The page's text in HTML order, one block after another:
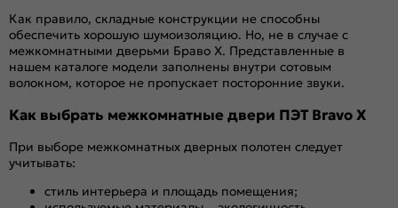
Как правило, складные конструкции не способны
обеспечить хорошую шумоизоляцию. Но, не в случае с
межкомнатными дверьми Браво Х. Представленные в
нашем каталоге модели заполнены внутри сотовым
волокном, которое не пропускает посторонние звуки.
Как выбрать межкомнатные двери ПЭТ Bravo X
При выборе межкомнатных дверных полотен следует
учитывать:
стиль интерьера и площадь помещения;